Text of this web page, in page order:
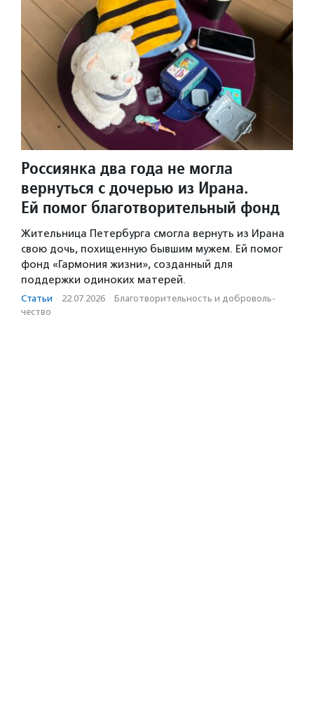
Россиянка два года не могла
вернуться с дочерью из Ирана.
Ей помог благотворительный фонд
Жительница Петербурга смогла вернуть из Ирана
свою дочь, похищенную бывшим мужем. Ей помог
фонд «Гармония жизни», созданный для
поддержки одиноких матерей.
Статьи · 22.07.2026 · Благотвори­тель­ность и доброволь­
чест­во